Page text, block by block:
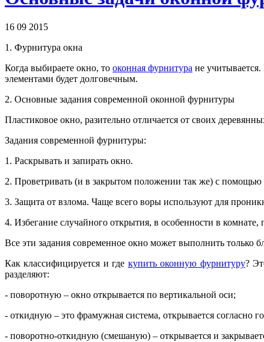
16 09 2015
1. Фурнитура окна
Когда выбираете окно, то оконная фурнитурa не
элементами будет долговечным.
2. Основные задания современной оконной фурнитуры
Пластиковое окно, разительно отличается от своих
Задания современной фурнитуры:
1. Раскрывать и запирать окно.
2. Проветривать (и в закрытом положении так же) с помощью
3. Защита от взлома. Чаще всего воры используют для
4. Избегание случайного открытия, в особенности в комнате,
Все эти задания современное окно может выполнить только
Как классифицируется и где купить оконную фурнитуру?
разделяют:
- поворотную – окно открывается по вертикальной оси;
- откидную – это фрамужная система, открывается согласно
- поворотно-откидную (смешаную) – открывается и